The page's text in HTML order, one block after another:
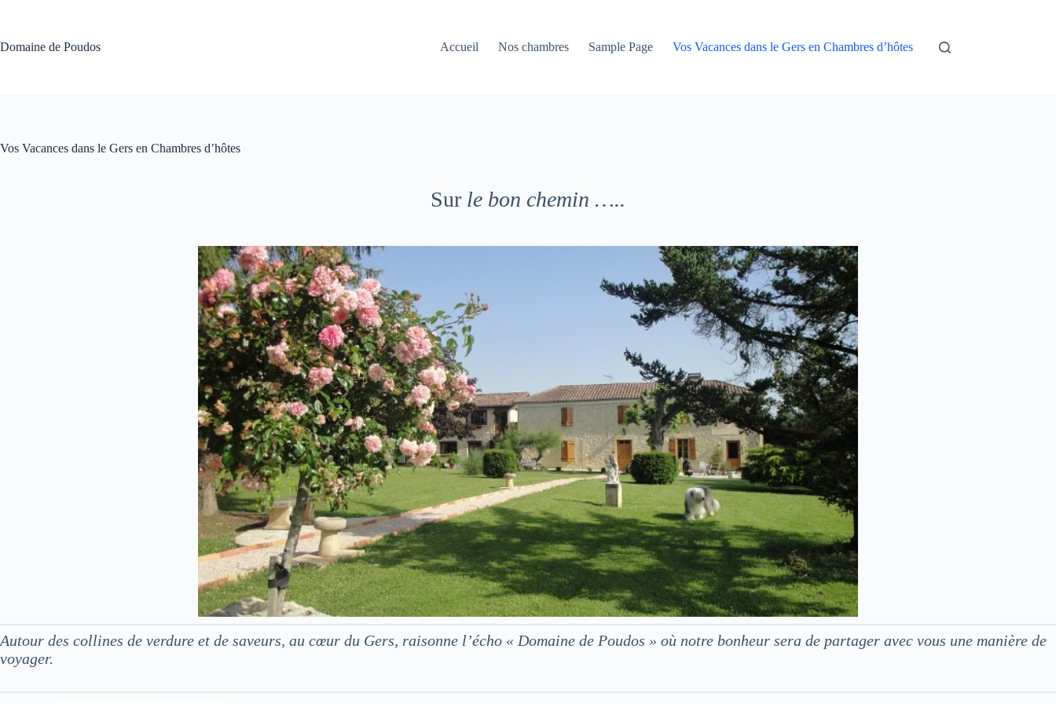
Domaine de Poudos
Accueil Nos chambres Sample Page Vos Vacances dans le Gers en Chambres d’hôtes
Vos Vacances dans le Gers en Chambres d’hôtes
Sur le bon chemin …..
Autour des collines de verdure et de saveurs, au cœur du Gers, raisonne l’écho « Domaine de Poudos » où notre bonheur sera de partager avec vous une manière de
voyager.